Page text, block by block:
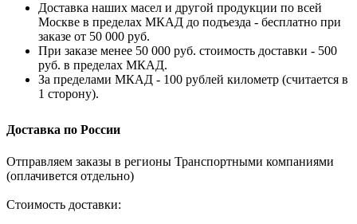
Доставка наших масел и другой продукции по всей
Москве в пределах МКАД до подъезда - бесплатно при
заказе от 50 000 руб.
При заказе менее 50 000 руб. стоимость доставки - 500
руб. в пределах МКАД.
За пределами МКАД - 100 рублей километр (считается в
1 сторону).
Доставка по России
Отправляем заказы в регионы Транспортными компаниями
(оплачивется отдельно)
Стоимость доставки: